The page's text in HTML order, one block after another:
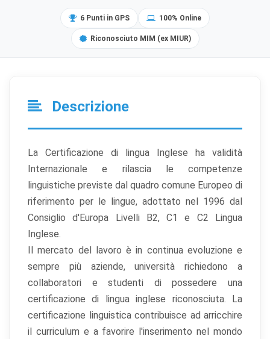
6 Punti in GPS 100% Online
Riconosciuto MIM (ex MIUR)
Descrizione
La Certificazione di lingua Inglese ha validità
Internazionale e rilascia le competenze
linguistiche previste dal quadro comune Europeo di
riferimento per le lingue, adottato nel 1996 dal
Consiglio d'Europa Livelli B2, C1 e C2 Lingua
Inglese.
Il mercato del lavoro è in continua evoluzione e
sempre più aziende, università richiedono a
collaboratori e studenti di possedere una
certificazione di lingua inglese riconosciuta. La
certificazione linguistica contribuisce ad arricchire
il curriculum e a favorire l'inserimento nel mondo